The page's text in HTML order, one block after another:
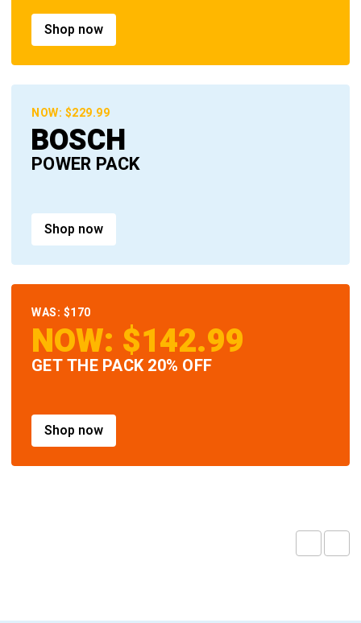
Shop now
NOW: $229.99
BOSCH
POWER PACK
Shop now
WAS: $170
NOW: $142.99
GET THE PACK 20% OFF
Shop now